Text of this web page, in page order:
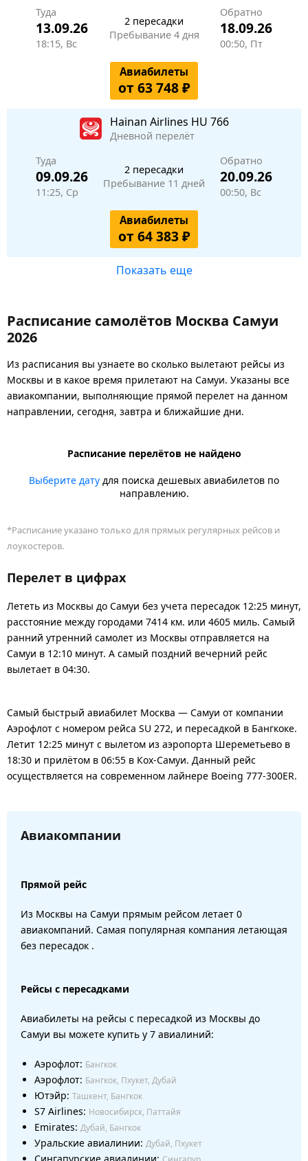
Туда
13.09.26
18:15, Вс
2 пересадки
Пребывание 4 дня
Обратно
18.09.26
00:50, Пт
Авиабилеты
от 63 748 ₽
Hainan Airlines HU 766
Дневной перелёт
Туда
09.09.26
11:25, Ср
2 пересадки
Пребывание 11 дней
Обратно
20.09.26
00:50, Вс
Авиабилеты
от 64 383 ₽
Показать еще
Расписание самолётов Москва Самуи
2026
Из расписания вы узнаете во сколько вылетают рейсы из
Москвы и в какое время прилетают на Самуи. Указаны все
авиакомпании, выполняющие прямой перелет на данном
направлении, сегодня, завтра и ближайшие дни.
Расписание перелётов не найдено
Выберите дату для поиска дешевых авиабилетов по
направлению.
*Расписание указано только для прямых регулярных рейсов и
лоукостеров.
Перелет в цифрах
Лететь из Москвы до Самуи без учета пересадок 12:25 минут,
расстояние между городами 7414 км. или 4605 миль. Самый
ранний утренний самолет из Москвы отправляется на
Самуи в 12:10 минут. А самый поздний вечерний рейс
вылетает в 04:30.
Самый быстрый авиабилет Москва — Самуи от компании
Аэрофлот с номером рейса SU 272, и пересадкой в Бангкоке.
Летит 12:25 минут с вылетом из аэропорта Шереметьево в
18:30 и прилётом в 06:55 в Кох-Самуи. Данный рейс
осуществляется на современном лайнере Boeing 777-300ER.
Авиакомпании
Прямой рейс
Из Москвы на Самуи прямым рейсом летает 0
авиакомпаний. Самая популярная компания летающая
без пересадок .
Рейсы с пересадками
Авиабилеты на рейсы с пересадкой из Москвы до
Самуи вы можете купить у 7 авиалиний:
Аэрофлот: Бангкок
Аэрофлот: Бангкок, Пхукет, Дубай
Ютэйр: Ташкент, Бангкок
S7 Airlines: Новосибирск, Паттайя
Emirates: Дубай, Бангкок
Уральские авиалинии: Дубай, Пхукет
Сингапурские авиалинии: